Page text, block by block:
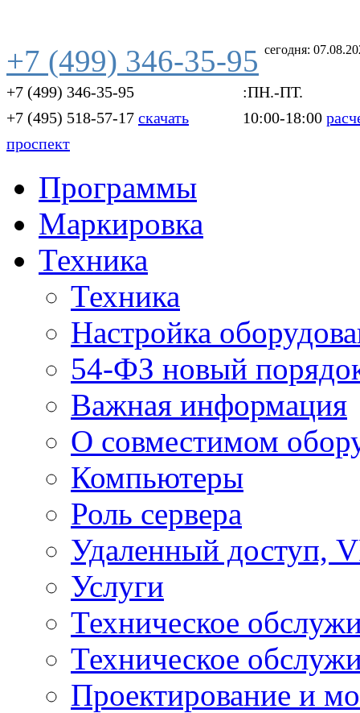
сегодня:
+7 (499) 346-35-95
+7 (499) 346-35-95
+7 (495) 518-57-17 скачать
проспект
:ПН.-ПТ.
10:00-18:00
Программы
Маркировка
Техника
Техника
Настройка
54-ФЗ новый
Важная информация
О совместимом
Компьютеры
Роль сервера
Удаленный доступ,
Услуги
Техническое
Техническое
Проектирование и